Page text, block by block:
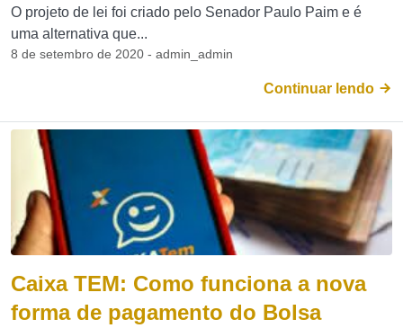
O projeto de lei foi criado pelo Senador Paulo Paim e é
uma alternativa que...
8 de setembro de 2020 - admin_admin
Continuar lendo
Caixa TEM: Como funciona a nova
forma de pagamento do Bolsa